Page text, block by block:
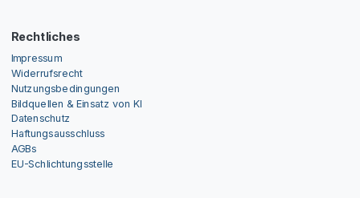
Rechtliches
Impressum
Widerrufsrecht
Nutzungsbedingungen
Bildquellen & Einsatz von KI
Datenschutz
Haftungsausschluss
AGBs
EU-Schlichtungsstelle